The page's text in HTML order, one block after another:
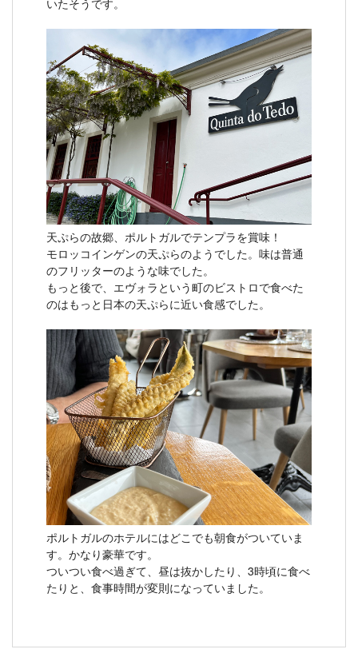
いたそうです。
天ぷらの故郷、ポルトガルでテンプラを賞味！
モロッコインゲンの天ぷらのようでした。味は普通
のフリッターのような味でした。
もっと後で、エヴォラという町のビストロで食べた
のはもっと日本の天ぷらに近い食感でした。
ポルトガルのホテルにはどこでも朝食がついていま
す。かなり豪華です。
ついつい食べ過ぎて、昼は抜かしたり、3時頃に食べ
たりと、食事時間が変則になっていました。